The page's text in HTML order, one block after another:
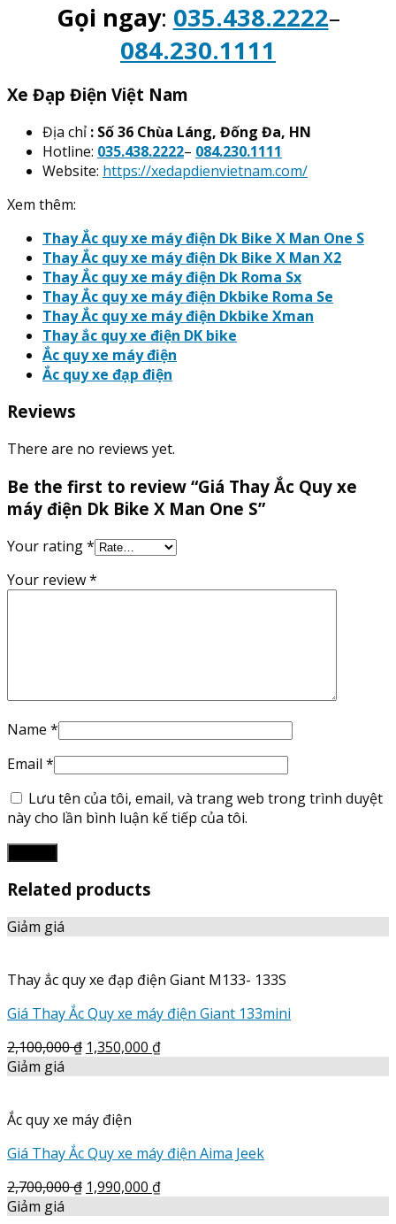
Gọi ngay: 035.438.2222–
084.230.1111
Xe Đạp Điện Việt Nam
Địa chỉ : Số 36 Chùa Láng, Đống Đa, HN
Hotline: 035.438.2222– 084.230.1111
Website: https://xedapdienvietnam.com/
Xem thêm:
Thay Ắc quy xe máy điện Dk Bike X Man One S
Thay Ắc quy xe máy điện Dk Bike X Man X2
Thay Ắc quy xe máy điện Dk Roma Sx
Thay Ắc quy xe máy điện Dkbike Roma Se
Thay Ắc quy xe máy điện Dkbike Xman
Thay ắc quy xe điện DK bike
Ắc quy xe máy điện
Ắc quy xe đạp điện
Reviews
There are no reviews yet.
Be the first to review “Giá Thay Ắc Quy xe
máy điện Dk Bike X Man One S”
Your rating*
Your review*
Name *
Email *
Lưu tên của tôi, email, và trang web trong trình duyệt
này cho lần bình luận kế tiếp của tôi.
Related products
Giảm giá
Thay ắc quy xe đạp điện Giant M133- 133S
Giá Thay Ắc Quy xe máy điện Giant 133mini
2,100,000₫ 1,350,000 ₫
Giảm giá
Ắc quy xe máy điện
Giá Thay Ắc Quy xe máy điện Aima Jeek
2,700,000₫ 1,990,000 ₫
Giảm giá